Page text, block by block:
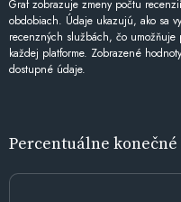
Graf zobrazuje zmeny počtu
obdobiach. Údaje ukazujú, ako sa
recenzných službách, čo
každej platforme. Zobrazené
dostupné údaje.
Percentuálne konečné